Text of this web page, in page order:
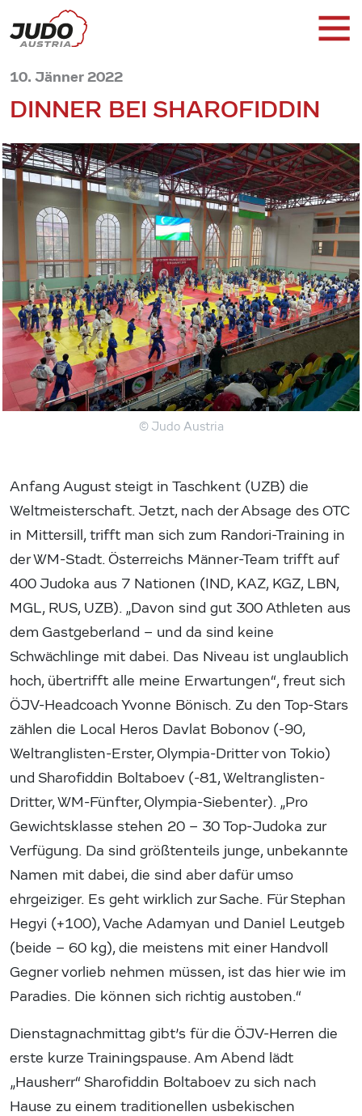
10. Jänner 2022
DINNER BEI SHAROFIDDIN
© Judo Austria
Anfang August steigt in Taschkent (UZB) die
Weltmeisterschaft. Jetzt, nach der Absage des OTC
in Mittersill, trifft man sich zum Randori-Training in
der WM-Stadt. Österreichs Männer-Team trifft auf
400 Judoka aus 7 Nationen (IND, KAZ, KGZ, LBN,
MGL, RUS, UZB). „Davon sind gut 300 Athleten aus
dem Gastgeberland – und da sind keine
Schwächlinge mit dabei. Das Niveau ist unglaublich
hoch, übertrifft alle meine Erwartungen“, freut sich
ÖJV-Headcoach Yvonne Bönisch. Zu den Top-Stars
zählen die Local Heros Davlat Bobonov (-90,
Weltranglisten-Erster, Olympia-Dritter von Tokio)
und Sharofiddin Boltaboev (-81, Weltranglisten-
Dritter, WM-Fünfter, Olympia-Siebenter). „Pro
Gewichtsklasse stehen 20 – 30 Top-Judoka zur
Verfügung. Da sind größtenteils junge, unbekannte
Namen mit dabei, die sind aber dafür umso
ehrgeiziger. Es geht wirklich zur Sache. Für Stephan
Hegyi (+100), Vache Adamyan und Daniel Leutgeb
(beide – 60 kg), die meistens mit einer Handvoll
Gegner vorlieb nehmen müssen, ist das hier wie im
Paradies. Die können sich richtig austoben.“
Dienstagnachmittag gibt’s für die ÖJV-Herren die
erste kurze Trainingspause. Am Abend lädt
„Hausherr“ Sharofiddin Boltaboev zu sich nach
Hause zu einem traditionellen usbekischen